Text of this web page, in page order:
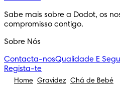
Sabe mais sobre a Dodot, os
compromisso contigo.
Sobre Nós
Contacta-nosQualidade E
Regista-te
Home Gravidez Chá de Bebé